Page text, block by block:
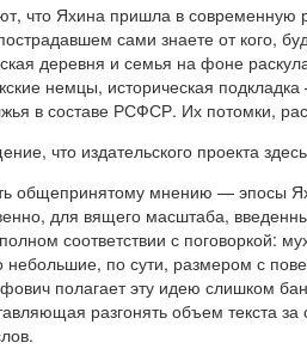
что Яхина пришла в
сами знаете от кого,
деревня и семья на фоне
немцы, историческая
в составе РСФСР. Их потомки,
что издательского проекта
общепринятому мнению — эпосы
для вящего масштаба,
соответствии с поговоркой:
по сути, размером с
полагает эту идею слишком
разгонять объем текста